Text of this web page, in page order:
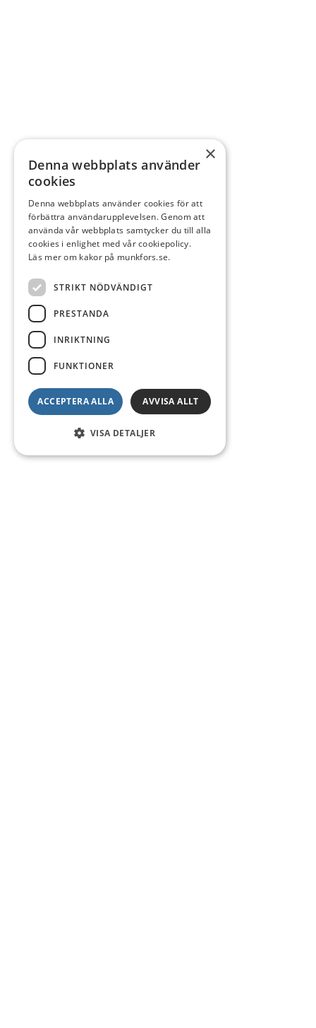
×
Denna webbplats använder
cookies
Denna webbplats använder cookies för att
förbättra användarupplevelsen. Genom att
använda vår webbplats samtycker du till alla
cookies i enlighet med vår cookiepolicy.
Läs mer om kakor på munkfors.se.
STRIKT NÖDVÄNDIGT
PRESTANDA
INRIKTNING
FUNKTIONER
ACCEPTERA ALLA AVVISA ALLT
VISA DETALJER